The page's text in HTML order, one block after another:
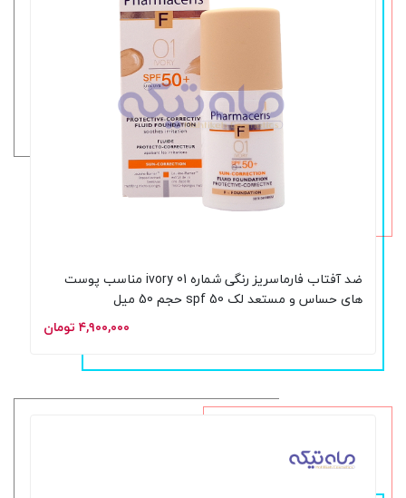
ضد آفتاب فارماسریز رنگی شماره 01 ivory مناسب پوست
های حساس و مستعد لک spf 50 حجم 50 میل
۴,۹۰۰,۰۰۰ تومان